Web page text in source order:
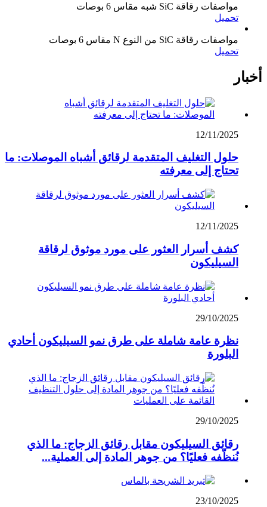
مواصفات رقاقة SiC شبه مقاس 6 بوصات
تحميل
مواصفات رقاقة SiC من النوع N مقاس 6 بوصات
تحميل
أخبار
12/11/2025
حلول التغليف المتقدمة لرقائق أشباه الموصلات: ما
تحتاج إلى معرفته
12/11/2025
كشف أسرار العثور على مورد موثوق لرقاقة
السيليكون
29/10/2025
نظرة عامة شاملة على طرق نمو السيليكون أحادي
البلورة
29/10/2025
رقائق السيليكون مقابل رقائق الزجاج: ما الذي
نُنظّفه فعليًا؟ من جوهر المادة إلى العملية...
23/10/2025